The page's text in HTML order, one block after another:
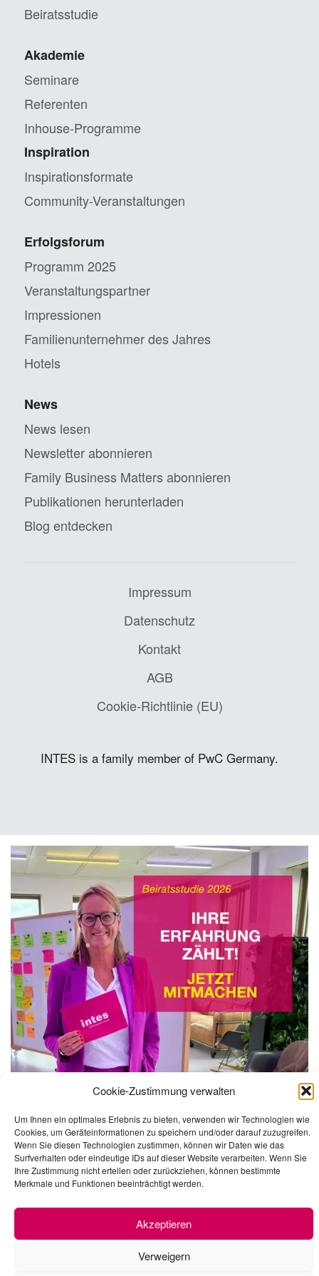
Cookie-Zustimmung verwalten
Um Ihnen ein optimales Erlebnis zu bieten, verwenden wir Technologien wie
Cookies, um Geräteinformationen zu speichern und/oder darauf zuzugreifen.
Wenn Sie diesen Technologien zustimmen, können wir Daten wie das
Surfverhalten oder eindeutige IDs auf dieser Website verarbeiten. Wenn Sie
Ihre Zustimmung nicht erteilen oder zurückziehen, können bestimmte
Merkmale und Funktionen beeinträchtigt werden.
Akzeptieren
Verweigern
Beiratsstudie
Akademie
Seminare
Referenten
Inhouse-Programme
Inspiration
Inspirationsformate
Community-Veranstaltungen
Erfolgsforum
Programm 2025
Veranstaltungs­partner
Impressionen
Familien­unternehmer des Jahres
Hotels
News
News lesen
Newsletter abonnieren
Family Business Matters abonnieren
Publikationen herunterladen
Blog entdecken
Impressum
Datenschutz
Kontakt
AGB
Cookie-Richtlinie (EU)
INTES is a family member of PwC Germany.
Jetzt an der Umfrage teilnehmen